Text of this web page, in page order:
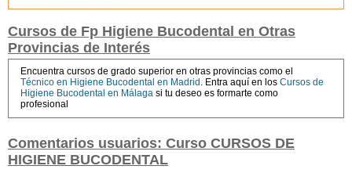
Cursos de Fp Higiene Bucodental en Otras
Provincias de Interés
Encuentra cursos de grado superior en otras provincias como el
Técnico en Higiene Bucodental en Madrid . Entra aquí en los Cursos de
Higiene Bucodental en Málaga si tu deseo es formarte como
profesional
Comentarios usuarios: Curso CURSOS DE
HIGIENE BUCODENTAL